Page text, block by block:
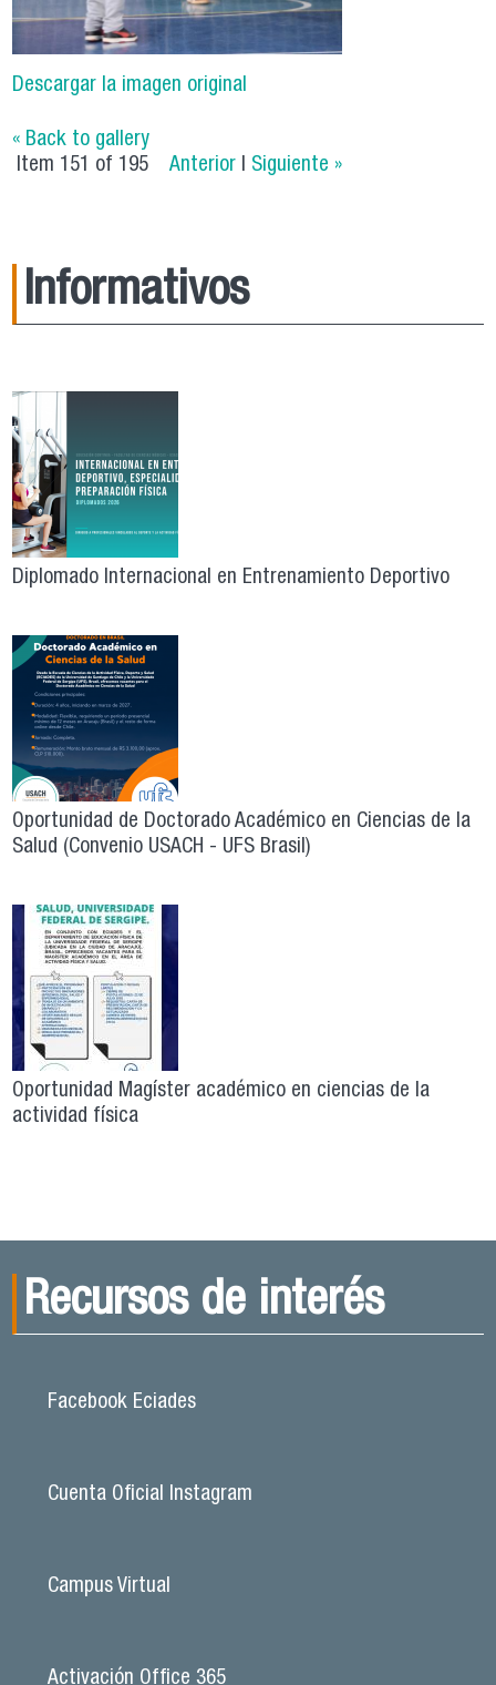
Descargar la imagen original
« Back to gallery
Item 151 of 195
Anterior | Siguiente »
Informativos
Diplomado Internacional en Entrenamiento Deportivo
Oportunidad de Doctorado Académico en Ciencias de la
Salud (Convenio USACH - UFS Brasil)
Oportunidad Magíster académico en ciencias de la
actividad física
Recursos de interés
Facebook Eciades
Cuenta Oficial Instagram
Campus Virtual
Activación Office 365